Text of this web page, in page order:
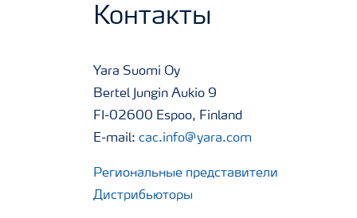
Контакты
Yara Suomi Oy
Bertel Jungin Aukio 9
FI-02600 Espoo, Finland
E-mail: cac.info@yara.com
Региональные представители
Дистрибьюторы